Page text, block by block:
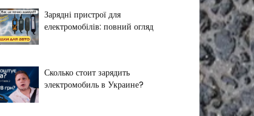
Зарядні пристрої для
електромобілів: повний огляд
Сколько стоит зарядить
электромобиль в Украине?